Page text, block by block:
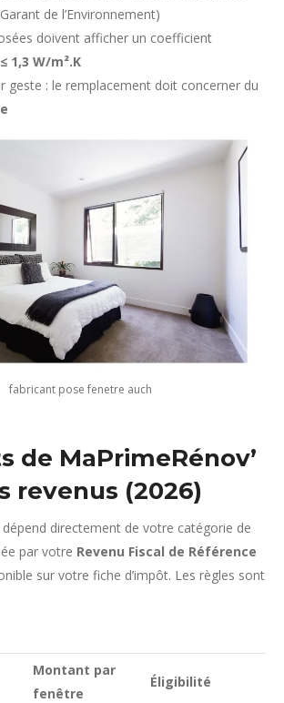
de l’Environnement)
doivent afficher un coefficient
1,3 W/m².K
geste : le remplacement doit concerner du
fabricant pose fenetre auch
de MaPrimeRénov’
revenus (2026)
directement de votre catégorie de
par votre Revenu Fiscal de Référence
sur votre fiche d’impôt. Les règles sont
Montant par
fenêtre
Éligibilité